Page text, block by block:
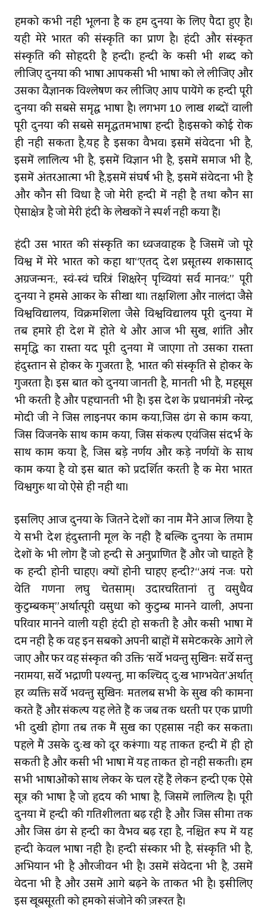
हमको कभी नहीं भूलना है कि हम दुनिया के लिए पैदा हुए है।
यही मेरे भारत की संस्कृति का प्राण है। हिंदी और संस्कृत
संस्कृति की सोहदरी है हिन्दी। हिन्दी के किसी भी शब्द को
लीजिए दुनिया की भाषा आपकिसी भी भाषा को ले लीजिए और
उसका वैज्ञानिक विश्लेषण कर लीजिए आप पायेंगे कि हिन्दी पूरी
दुनिया की सबसे समृद्घ भाषा है। लगभग 10 लाख शब्दों वाली
पूरी दुनिया की सबसे समृद्धतमभाषा हिन्दी है।इसको कोई रोक
ही नहीं सकता है,यह है इसका वैभव। इसमें संवेदना भी है,
इसमें लालित्य भी है, इसमें विज्ञान भी है, इसमें समाज भी है,
इसमें अंतरआत्मा भी है,इसमें संघर्ष भी है, इसमें संवेदना भी है
और कौन सी विधा है जो मेरी हिन्दी में नहीं है तथा कौन सा
ऐसाक्षेत्र है जो मेरी हिंदी के लेखकों ने स्पर्श नहीं किया हैं।
हिंदी उस भारत की संस्कृति का ध्‍वजवाहक है जिसमें जो पूरे
विश्व में मेरे भारत को कहा था‘‘एतद् देश प्रसूतस्य शकासाद्
अग्रजन्मन:, स्वं-स्वं चरित्रं शिक्षरेन् पृथ्वियां सर्व मानव:’’ पूरी
दुनिया ने हमसे आकर के सीखा था। तक्षशिला और नालंदा जैसे
विश्वविद्यालय, विक्रमशिला जैसे विश्वविद्यालय पूरी दुनिया में
तब हमारे ही देश में होते थे और आज भी सुख, शांति और
समृद्धि का रास्ता यदि पूरी दुनिया में जाएगा तो उसका रास्ता
हिंदुस्तान से होकर के गुजरता है, भारत की संस्कृति से होकर के
गुजरता है। इस बात को दुनिया जानती है, मानती भी है, महसूस
भी करती है और पहचानती भी है। इस देश के प्रधानमंत्री नरेन्द्र
मोदी जी ने जिस लाइनपर काम किया,जिस ढंग से काम किया,
जिस विजनके साथ काम किया, जिस संकल्प एवंजिस संदर्भ के
साथ काम किया है, जिस बड़े निर्णय और कड़े निर्णयों के साथ
काम किया है वो इस बात को प्रदर्शित करती है कि मेरा भारत
विश्वगुरु था वो ऐसे ही नहीं था।
इसलिए आज दुनिया के जितने देशों का नाम मैंने आज लिया है
ये सभी देश हिंदुस्तानी मूल के नहीं हैं बल्‍कि दुनिया के तमाम
देशों के भी लोग हैं जो हिन्दी से अनुप्राणित हैं और जो चाहते हैं
कि हिन्दी होनी चाहिए। क्यों होनी चाहिए हिन्दी?‘‘अयं निजः परो
वेति गणना लघु चेतसाम्। उदारचरितानां तु वसुधैव
कुटुम्बकम्’’अर्थात्पूरी वसुधा को कुटुम्ब मानने वाली, अपना
परिवार मानने वाली यही हिंदी हो सकती है और किसी भाषा में
दम नहीं है कि वह इन सबको अपनी बाहों में समेटकरके आगे ले
जाए और फिर वह संस्कृत की उक्ति ‘सर्वे भवन्तु सुखिनः सर्वे सन्तु
निरामया, सर्वे भद्राणी पश्‍यन्‍तु, मा कश्‍चिद् दु:ख भाग्‍भवेत’अर्थात्
हर व्यक्ति सर्वे भवन्तु सुखिनः मतलब सभी के सुख की कामना
करते हैं और संकल्प यह लेते हैं कि जब तक धरती पर एक प्राणी
भी दुखी होगा तब तक मैं सुख का एहसास नहीं कर सकता।
पहले मैं उसके दुःख को दूर करूंगा। यह ताकत हिन्दी में ही हो
सकती है और किसी भी भाषा में यह ताकत हो नहीं सकती। हम
सभी भाषाओंको साथ लेकर के चल रहें हैं लेकिन हिन्दी एक ऐसे
सूत्र की भाषा है जो हृदय की भाषा है, जिसमें लालित्‍य है। पूरी
दुनिया में हिन्दी की गतिशीलता बढ़ रही है और जिस सीमा तक
और जिस ढंग से हिन्दी का वैभव बढ़ रहा है, निश्चित रूप में यह
हिन्दी केवल भाषा नहीं है। हिन्दी संस्कार भी है, संस्कृति भी है,
अभियान भी है औरजीवन भी है। उसमें संवेदना भी है, उसमें
वेदना भी है और उसमें आगे बढ़ने के ताकत भी है। इसीलिए
इस खूबसूरती को हमको संजोने की ज़रूरत है।